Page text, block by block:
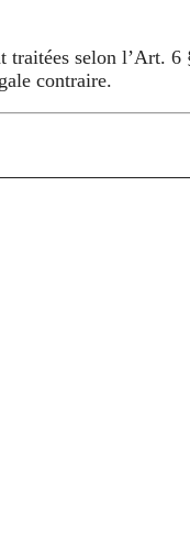
traitées selon l’Art. 6
contraire.